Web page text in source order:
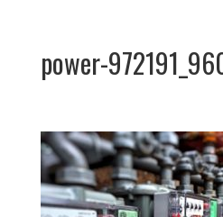
power-